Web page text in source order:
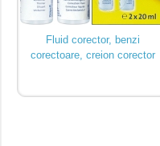
Fluid corector, benzi
corectoare, creion corector